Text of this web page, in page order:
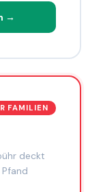
→
FAMILIEN
deckt